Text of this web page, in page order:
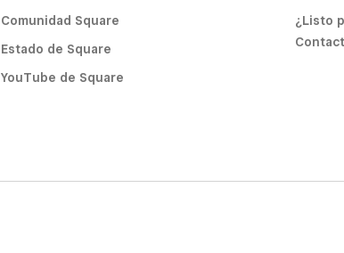
Comunidad Square
Estado de Square
YouTube de Square
¿Listo